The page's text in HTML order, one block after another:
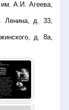
им. А.И. Агеева,
Ленина, д. 33,
д. 8а,